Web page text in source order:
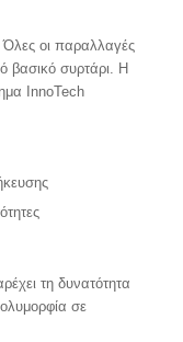
οι παραλλαγές
βασικό συρτάρι. Η
InnoTech
τη δυνατότητα
σε